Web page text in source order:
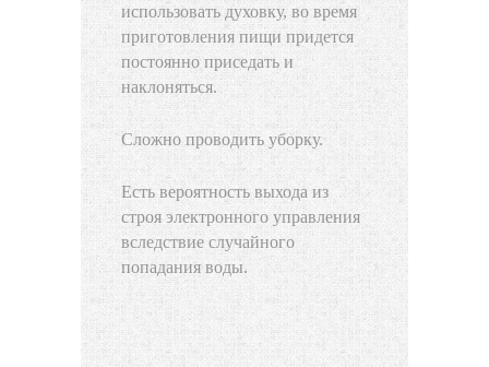
использовать духовку, во время
приготовления пищи придется
постоянно приседать и
наклоняться.
Сложно проводить уборку.
Есть вероятность выхода из
строя электронного управления
вследствие случайного
попадания воды.